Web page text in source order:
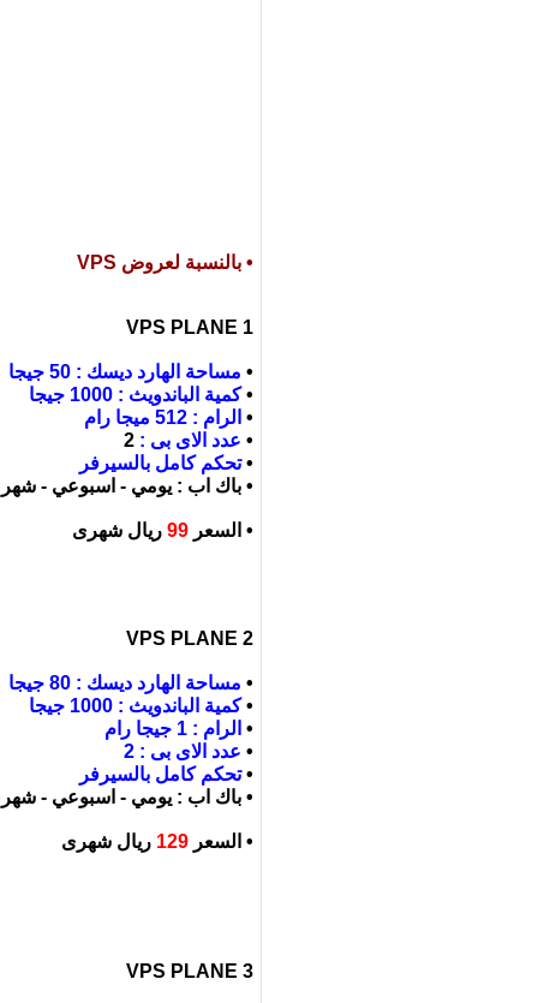
• بالنسبة لعروض VPS
VPS PLANE 1
• مساحة الهارد ديسك : 50 جيجا
•كمية الباندويث : 1000 جيجا
• الرام : 512 ميجا رام
• عدد الاى بى : 2
•تحكم كامل بالسيرفر
• باك اب : يومي - اسبوعي -
• السعر 99 ريال شهرى
VPS PLANE 2
• مساحة الهارد ديسك : 80 جيجا
•كمية الباندويث : 1000 جيجا
• الرام : 1 جيجا رام
• عدد الاى بى : 2
•تحكم كامل بالسيرفر
• باك اب : يومي - اسبوعي -
• السعر 129 ريال شهرى
VPS PLANE 3